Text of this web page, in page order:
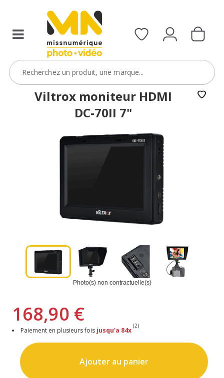
Viltrox moniteur HDMI
DC-70II 7"
Photo(s) non contractuelle(s)
168,90 €
Paiement en plusieurs fois jusqu'a 84x
(2)
Ajouter au panier